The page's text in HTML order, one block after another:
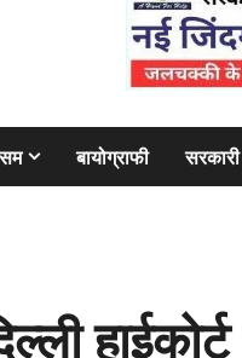
बायोग्राफी